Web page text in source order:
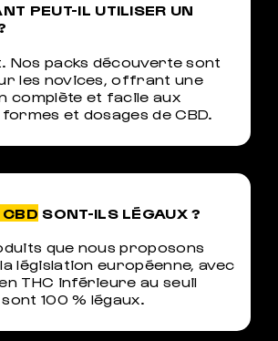
PEUT-IL UTILISER UN
Nos packs découverte sont
les novices, offrant une
complète et facile aux
et dosages de CBD.
CBD SONT-ILS LÉGAUX ?
que nous proposons
législation européenne, avec
THC inférieure au seuil
100 % légaux.